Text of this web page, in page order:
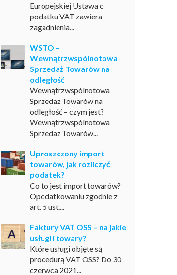
Europejskiej Ustawa o
podatku VAT zawiera
zagadnienia...
WSTO –
Wewnątrzwspólnotowa
Sprzedaż Towarów na
odległość
Wewnątrzwspólnotowa
Sprzedaż Towarów na
odległość – czym jest?
Wewnątrzwspólnotowa
Sprzedaż Towarów...
Uproszczony import
towarów, jak rozliczyć
podatek?
Co to jest import towarów?
Opodatkowaniu zgodnie z
art. 5 ust....
Faktury VAT OSS – na jakie
usługi i towary?
Które usługi objęte są
procedurą VAT OSS? Do 30
czerwca 2021...